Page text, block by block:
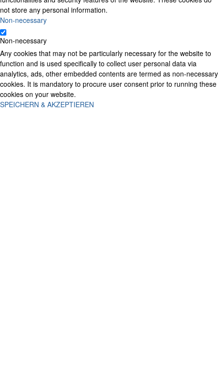
not store any personal information.
Non-necessary
Non-necessary
Any cookies that may not be particularly necessary for the website to
function and is used specifically to collect user personal data via
analytics, ads, other embedded contents are termed as non-necessary
cookies. It is mandatory to procure user consent prior to running these
cookies on your website.
SPEICHERN & AKZEPTIEREN